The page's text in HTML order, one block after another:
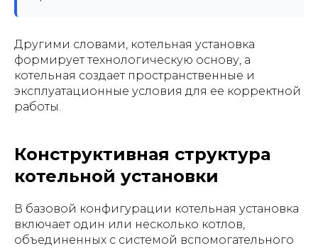
Другими словами, котельная установка
формирует технологическую основу, а
котельная создает пространственные и
эксплуатационные условия для ее корректной
работы.
Конструктивная структура
котельной установки
В базовой конфигурации котельная установка
включает один или несколько котлов,
объединенных с системой вспомогательного